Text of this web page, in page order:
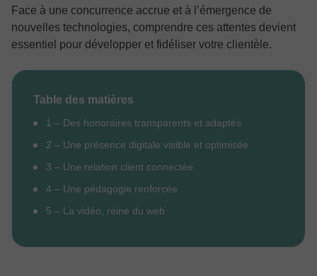
Face à une concurrence accrue et à l’émergence de
nouvelles technologies, comprendre ces attentes devient
essentiel pour développer et fidéliser votre clientèle.
Table des matières
1 – Des honoraires transparents et adaptés
2 – Une présence digitale visible et optimisée
3 – Une relation client connectée
4 – Une pédagogie renforcée
5 – La vidéo, reine du web